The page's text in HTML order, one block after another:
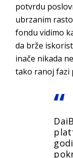
potvrdu
ubrzanim
fondu vidimo
da brže
inače nikada
tako ranoj fazi